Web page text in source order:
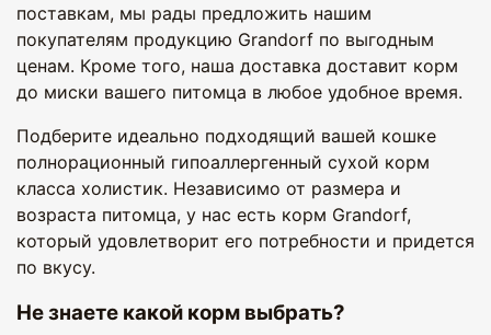
поставкам, мы рады предложить нашим
покупателям продукцию Grandorf по выгодным
ценам. Кроме того, наша доставка доставит корм
до миски вашего питомца в любое удобное время.
Подберите идеально подходящий вашей кошке
полнорационный гипоаллергенный сухой корм
класса холистик. Независимо от размера и
возраста питомца, у нас есть корм Grandorf,
который удовлетворит его потребности и придется
по вкусу.
Не знаете какой корм выбрать?